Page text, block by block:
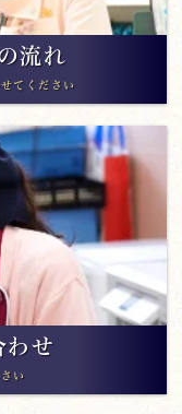
流れ
てください
わせ
い